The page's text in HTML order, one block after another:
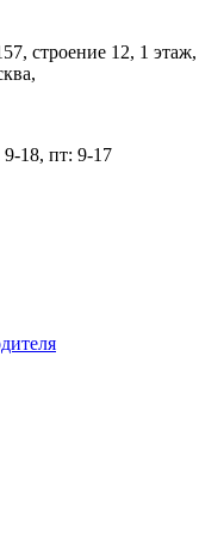
строение 12, 1 этаж,
,
18, пт: 9-17